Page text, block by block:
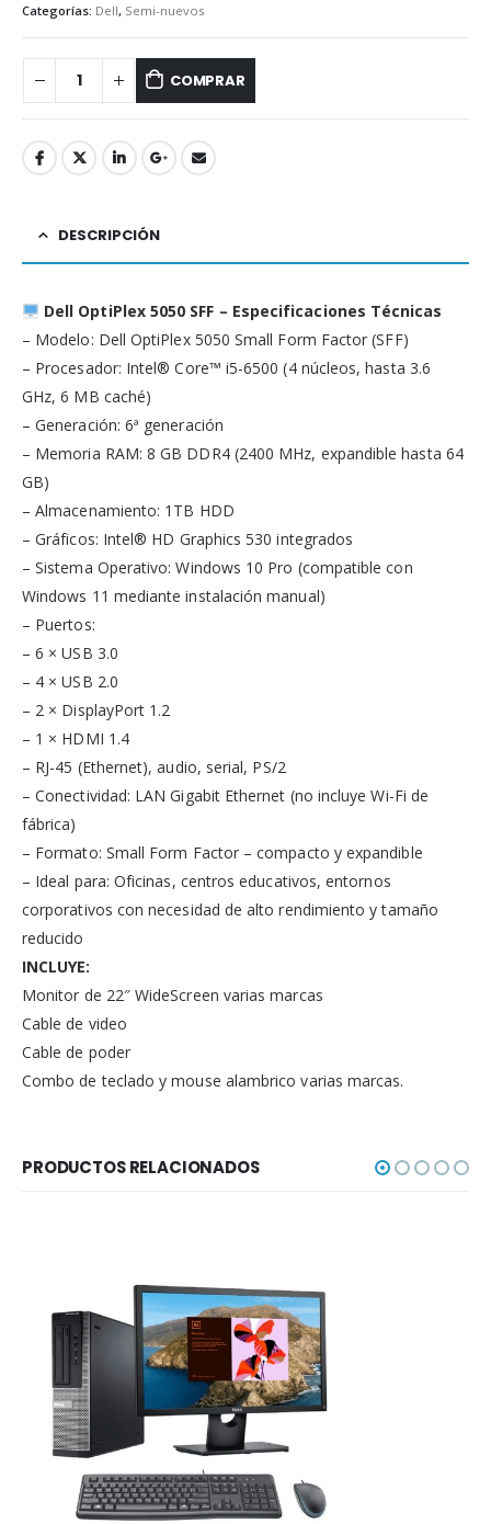
Categorías: Dell, Semi-nuevos
COMPRAR
DESCRIPCIÓN
Dell OptiPlex 5050 SFF – Especificaciones Técnicas
– Modelo: Dell OptiPlex 5050 Small Form Factor (SFF)
– Procesador: Intel® Core™ i5-6500 (4 núcleos, hasta 3.6
GHz, 6 MB caché)
– Generación: 6ª generación
– Memoria RAM: 8 GB DDR4 (2400 MHz, expandible hasta 64
GB)
– Almacenamiento: 1TB HDD
– Gráficos: Intel® HD Graphics 530 integrados
– Sistema Operativo: Windows 10 Pro (compatible con
Windows 11 mediante instalación manual)
– Puertos:
– 6 × USB 3.0
– 4 × USB 2.0
– 2 × DisplayPort 1.2
– 1 × HDMI 1.4
– RJ-45 (Ethernet), audio, serial, PS/2
– Conectividad: LAN Gigabit Ethernet (no incluye Wi-Fi de
fábrica)
– Formato: Small Form Factor – compacto y expandible
– Ideal para: Oficinas, centros educativos, entornos
corporativos con necesidad de alto rendimiento y tamaño
reducido
INCLUYE:
Monitor de 22″ WideScreen varias marcas
Cable de video
Cable de poder
Combo de teclado y mouse alambrico varias marcas.
PRODUCTOS RELACIONADOS